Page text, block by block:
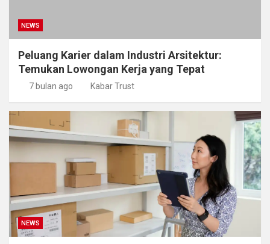
NEWS
Peluang Karier dalam Industri Arsitektur:
Temukan Lowongan Kerja yang Tepat
7 bulan ago Kabar Trust
NEWS